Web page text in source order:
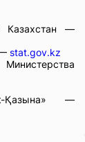
Казахстан —
stat.gov.kz
Қазына» —